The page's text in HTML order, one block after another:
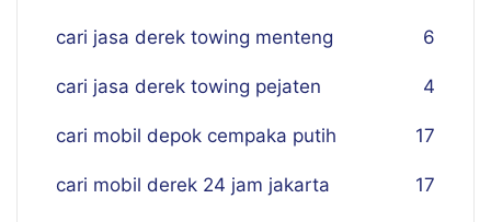
cari jasa derek towing menteng 6
cari jasa derek towing pejaten 4
cari mobil depok cempaka putih 17
cari mobil derek 24 jam jakarta 17